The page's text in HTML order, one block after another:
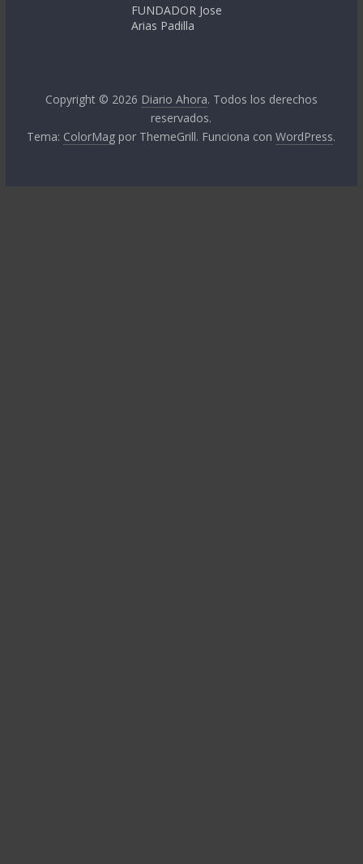
FUNDADOR Jose
Arias Padilla
Copyright © 2026 Diario Ahora. Todos los derechos
reservados.
Tema: ColorMag por ThemeGrill. Funciona conWordPress.